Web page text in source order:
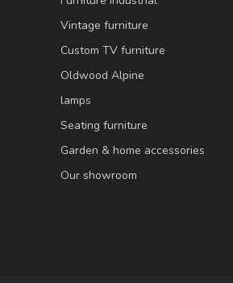
Vintage furniture
Custom TV furniture
Oldwood Alpine
lamps
Seating furniture
Garden & home accessories
Our showroom